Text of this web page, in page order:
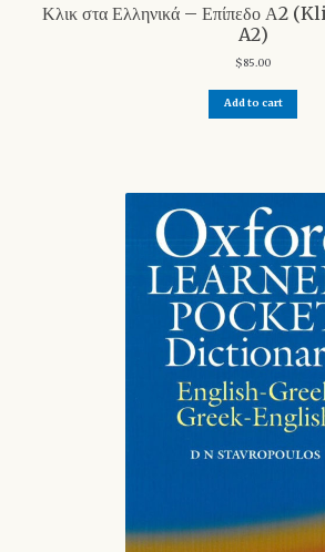
Κλικ στα Ελληνικά – Επίπεδο Α2
A2)
$85.00
Add to cart